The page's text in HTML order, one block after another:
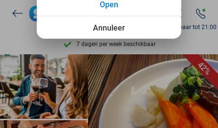
Ontdek 15.000+ deals
7 dagen per week beschikbaar
10+ miljoen leden
9,4 op basis van206.305 reviews
Ontdek 15.000+ deals
7 dagen per week beschikbaar
Bereikbaar tot 21:00
42%
Annuleer
Open